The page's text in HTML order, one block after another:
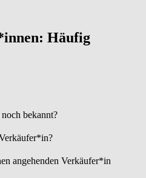
Häufig
bekannt?
angehenden Ver­käu­fer*in